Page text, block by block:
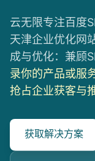
云无限专注百度
天津企业优化网
成与优化：兼顾
录你的产品或服
抢占企业获客与
获取解决方案